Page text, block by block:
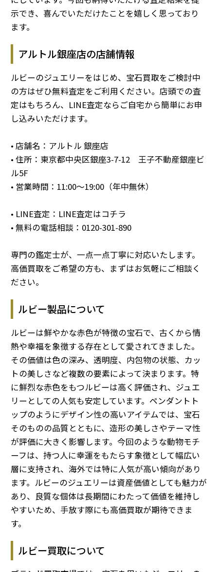
示でき、喜んでいただけたことを嬉しく思っており
ます。
アルトル銀座店の店舗情報
ルビーのジュエリーをはじめ、宝石買取をご検討中
の方はぜひ無料査定をご利用ください。店頭での査
定はもちろん、LINE査定ならご自宅から簡単にお申
し込みいただけます。
• 店舗名：アルトル 銀座店
• 住所：東京都中央区銀座3-7-12 王子不動産銀座ビ
ル5F
• 営業時間：11:00～19:00（年中無休）
• LINE査定： LINE査定はコチラ
• 無料の電話相談： 0120-301-890
専門の鑑定士が、一点一点丁寧に対応いたします。
高価買取をご希望の方も、まずはお気軽にご相談く
ださい。
ルビー製品について
ルビーは鮮やかな赤色が特徴の宝石で、古くから情
熱や幸福を象徴する存在として愛されてきました。
その価値は色の深み、透明度、内包物の状態、カッ
トの美しさなど複数の要素によって決まります。特
に鮮烈な赤色をもつルビーは高く評価され、ジュエ
リーとしての人気も安定しています。ペンダントト
ップのようにデザイン性の高いアイテムでは、宝石
そのものの品質とともに、造形の美しさやテーマ性
が評価に大きく影響します。今回のような動物モチ
ーフは、持つ人に幸運をもたらす象徴として幅広い
層に支持され、海外では特に人気が高い傾向があり
ます。ルビーのジュエリーは資産価値としても魅力が
あり、良質な個体は長期間にわたって価値を維持し
やすいため、手放す際にも高価買取が期待できま
す。
ルビー買取について